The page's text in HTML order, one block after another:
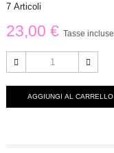
7 Articoli
23,00 € Tasse incluse
AGGIUNGI AL CARRELLO